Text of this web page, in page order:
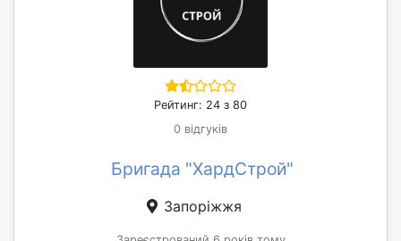
Рейтинг: 24 з 80
0 відгуків
Бригада "ХардСтрой"
Запоріжжя